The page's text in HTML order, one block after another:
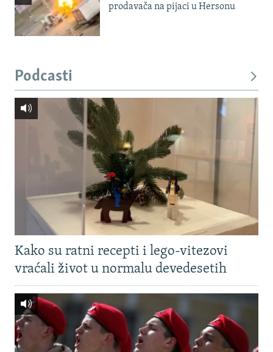
prodavača na pijaci u Hersonu
Podcasti
Kako su ratni recepti i lego-vitezovi
vraćali život u normalu devedesetih